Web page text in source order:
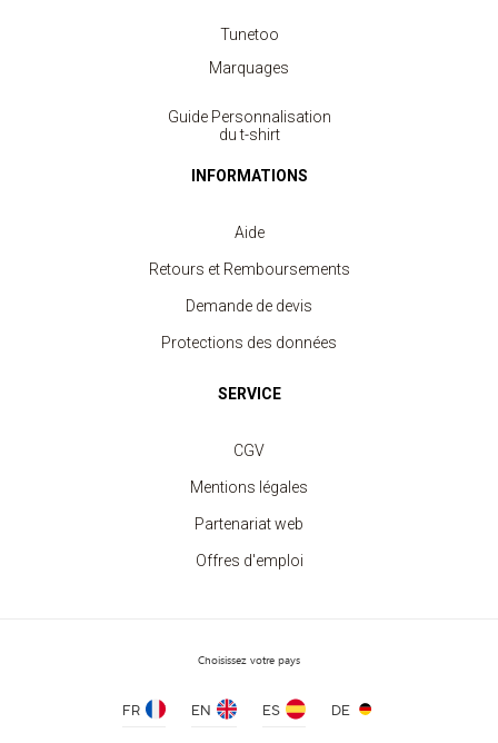
à partir de 11.30 €
Tunetoo
Marquages
Guide Personnalisation
du t-shirt
INFORMATIONS
Aide
Retours et Remboursements
Demande de devis
Protections des données
SERVICE
CGV
Mentions légales
Partenariat web
Offres d'emploi
Choisissez votre pays
FR EN ES DE